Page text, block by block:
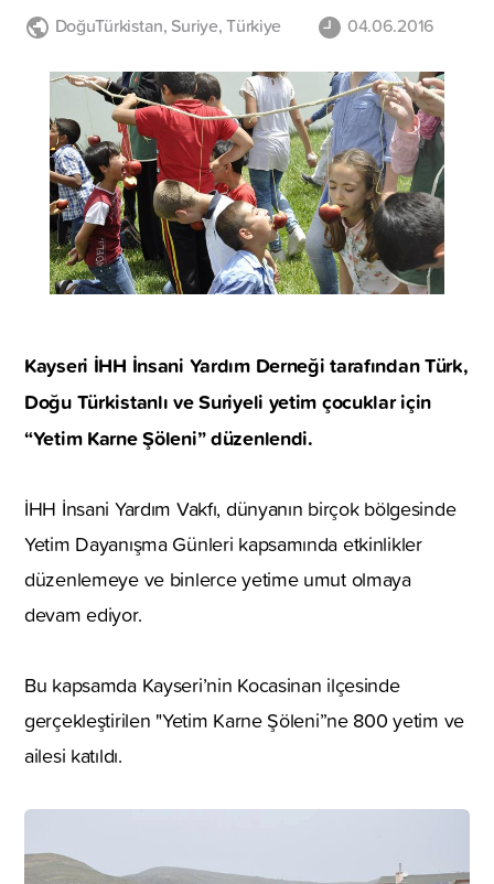
DoğuTürkistan, Suriye,Türkiye 04.06.2016
Kayseri İHH İnsani Yardım Derneği tarafından Türk,
Doğu Türkistanlı ve Suriyeli yetim çocuklar için
“Yetim Karne Şöleni” düzenlendi.
İHH İnsani Yardım Vakfı, dünyanın birçok bölgesinde
Yetim Dayanışma Günleri kapsamında etkinlikler
düzenlemeye ve binlerce yetime umut olmaya
devam ediyor.
Bu kapsamda Kayseri’nin Kocasinan ilçesinde
gerçekleştirilen "Yetim Karne Şöleni”ne 800 yetim ve
ailesi katıldı.